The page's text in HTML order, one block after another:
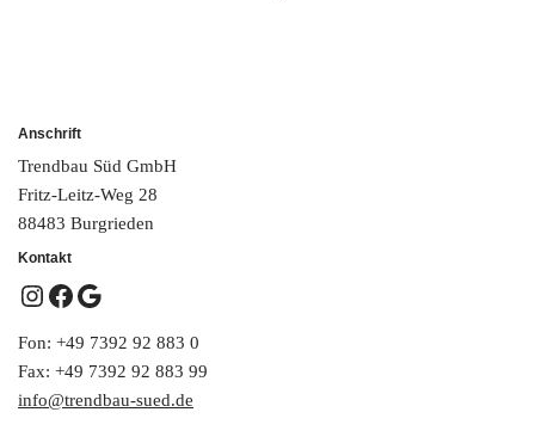
Anschrift
Trendbau Süd GmbH
Fritz-Leitz-Weg 28
88483 Burgrieden
Kontakt
Fon: +49 7392 92 883 0
Fax: +49 7392 92 883 99
info@trendbau-sued.de